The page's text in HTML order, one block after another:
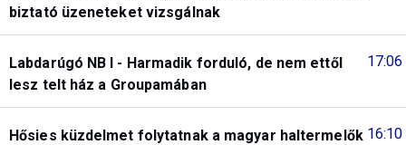
biztató üzeneteket vizsgálnak
17:06
Labdarúgó NB I - Harmadik forduló, de nem ettől
lesz telt ház a Groupamában
16:10
Hősies küzdelmet folytatnak a magyar haltermelők